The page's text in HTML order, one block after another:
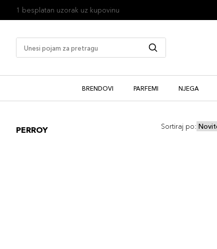
1 besplatan uzorak uz kupovinu
BRENDOVI PARFEMI NJEGA
PERROY Sortiraj po: